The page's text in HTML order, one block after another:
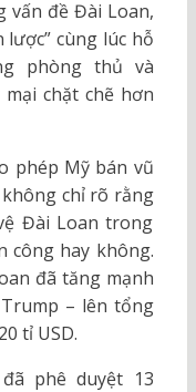
vấn đề Đài Loan,
lược” cùng lúc hỗ
phòng thủ và
chặt chẽ hơn
phép Mỹ bán vũ
chỉ rõ rằng
Đài Loan trong
công hay không.
đã tăng mạnh
– lên tổng
tỉ USD.
phê duyệt 13